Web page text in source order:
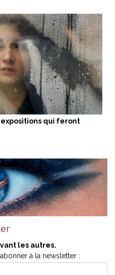
expositions qui feront
les autres.
à la newsletter :